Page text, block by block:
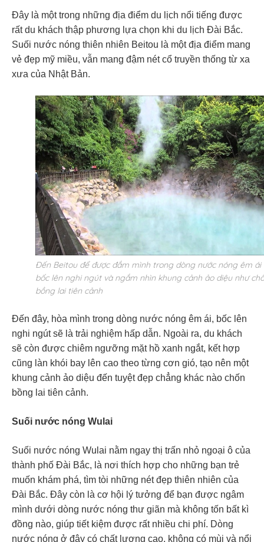
Đây là một trong những địa điểm du lịch nổi tiếng được
rất du khách thập phương lựa chọn khi du lịch Đài Bắc.
Suối nước nóng thiên nhiên Beitou là một địa điểm mang
vẻ đẹp mỹ miều, vẫn mang đậm nét cổ truyền thống từ xa
xưa của Nhật Bản.
Đến Beitou để được đắm mình trong dòng nước nóng êm ái
bốc lên nghi ngút và ngắm nhìn khung cảnh ảo diệu như
bồng lai tiên cảnh
Đến đây, hòa mình trong dòng nước nóng êm ái, bốc lên
nghi ngút sẽ là trải nghiệm hấp dẫn. Ngoài ra, du khách
sẽ còn được chiêm ngưỡng mặt hồ xanh ngắt, kết hợp
cũng làn khói bay lên cao theo từng cơn gió, tạo nên một
khung cảnh ảo diệu đến tuyệt đẹp chẳng khác nào chốn
bồng lai tiên cảnh.
Suối nước nóng Wulai
Suối nước nóng Wulai nằm ngay thị trấn nhỏ ngoại ô của
thành phố Đài Bắc, là nơi thích hợp cho những bạn trẻ
muốn khám phá, tìm tòi những nét đẹp thiên nhiên của
Đài Bắc. Đây còn là cơ hội lý tưởng để bạn được ngâm
mình dưới dòng nước nóng thư giãn mà không tốn bất kì
đồng nào, giúp tiết kiệm được rất nhiều chi phí. Dòng
nước nóng ở đây có chất lượng cao, không có mùi và nổi